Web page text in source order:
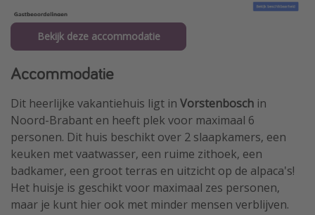
Bekijk deze accommodatie
Accommodatie
Dit heerlijke vakantiehuis ligt in Vorstenbosch in
Noord-Brabant en heeft plek voor maximaal 6
personen. Dit huis beschikt over 2 slaapkamers, een
keuken met vaatwasser, een ruime zithoek, een
badkamer, een groot terras en uitzicht op de alpaca's!
Het huisje is geschikt voor maximaal zes personen,
maar je kunt hier ook met minder mensen verblijven.